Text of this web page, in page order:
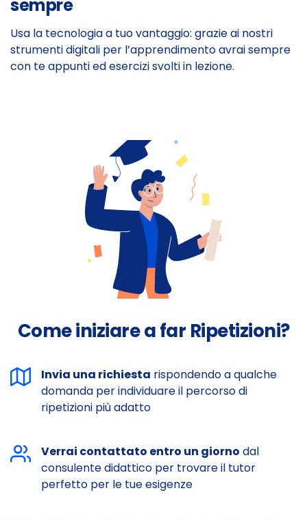
sempre
Usa la tecnologia a tuo vantaggio: grazie ai nostri
strumenti digitali per l’apprendimento avrai sempre
con te appunti ed esercizi svolti in lezione.
Come iniziare a far Ripetizioni?
Invia una richiesta rispondendo a qualche
domanda per individuare il percorso di
ripetizioni più adatto
Verrai contattato entro un giorno dal
consulente didattico per trovare il tutor
perfetto per le tue esigenze